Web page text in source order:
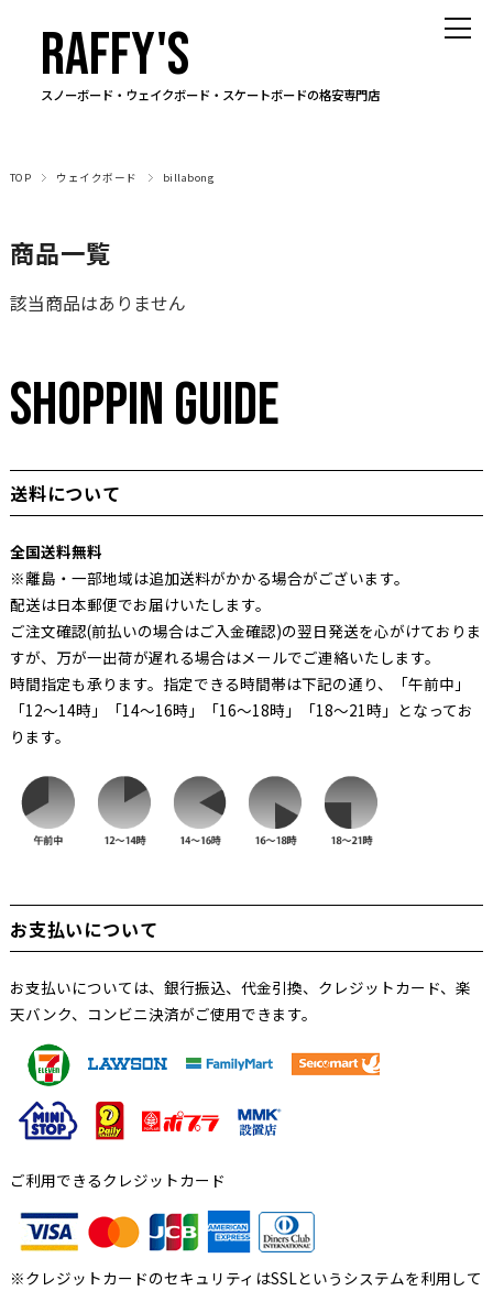
スノーボード・ウェイクボード・スケートボードの格安専門店
RAFFY'S
TOP ウェイクボード billabong
商品一覧
該当商品はありません
SHOPPIN GUIDE
送料について
全国送料無料
※離島・一部地域は追加送料がかかる場合がございます。
配送は日本郵便でお届けいたします。
ご注文確認(前払いの場合はご入金確認)の翌日発送を心がけておりま
すが、万が一出荷が遅れる場合はメールでご連絡いたします。
時間指定も承ります。指定できる時間帯は下記の通り、「午前中」
「12～14時」「14～16時」「16～18時」「18～21時」となってお
ります。
お支払いについて
お支払いについては、銀行振込、代金引換、クレジットカード、楽
天バンク、コンビニ決済がご使用できます。
ご利用できるクレジットカード
※クレジットカードのセキュリティはSSLというシステムを利用して